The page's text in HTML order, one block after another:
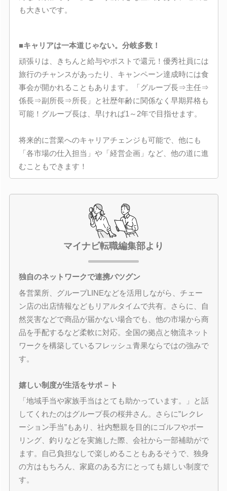
も大きいです。
■キャリアは一本道じゃない。分岐多数！
頑張りは、きちんと給与やポストで還元！優秀社員には
旅行のチャンスがあったり、キャンペーン達成時には食
事会が開かれることもあります。「グループ長⇒主任⇒
係長⇒副所長⇒所長」と社歴年齢に関係なく早期昇格も
可能！グループ長は、早ければ1～2年で目指せます。
将来的に営業へのキャリアチェンジも可能で、他にも
「各市場の仕入担当」や「経営企画」など、他の道に進
むこともできます！
マイナビ転職編集部より
独自のネットワークで連携バツグン
各営業所、グループLINEなどを活用しながら、チェー
ン店の出店情報などもリアルタイムで共有。さらに、自
然災害などで商品が届かない場合でも、他の市場から商
品を手配するなど柔軟に対応。全国の拠点と物流ネット
ワークを構築しているフレッシュ青果ならではの強みで
す。
嬉しい制度が生活をサポ－ト
「地域手当や家族手当はとても助かっています。」と話
してくれたのはグループ長の桜井さん。さらに”レクレ
ーション手当”もあり、社内懇親を目的にゴルフやボー
リング、釣りなどを実施した際、会社から一部補助がで
ます。自己負担なしで楽しめることもあるそうで、独身
の方はもちろん、家庭のある方にとっても嬉しい制度で
す。